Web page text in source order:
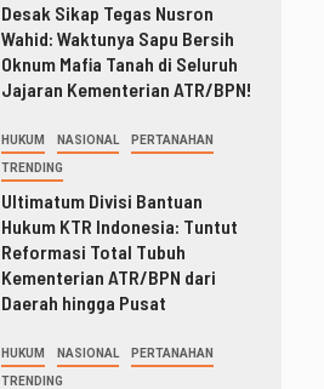
Desak Sikap Tegas Nusron
Wahid: Waktunya Sapu Bersih
Oknum Mafia Tanah di Seluruh
Jajaran Kementerian ATR/BPN!
HUKUM NASIONAL PERTANAHAN
TRENDING
Ultimatum Divisi Bantuan
Hukum KTR Indonesia: Tuntut
Reformasi Total Tubuh
Kementerian ATR/BPN dari
Daerah hingga Pusat
HUKUM NASIONAL PERTANAHAN
TRENDING